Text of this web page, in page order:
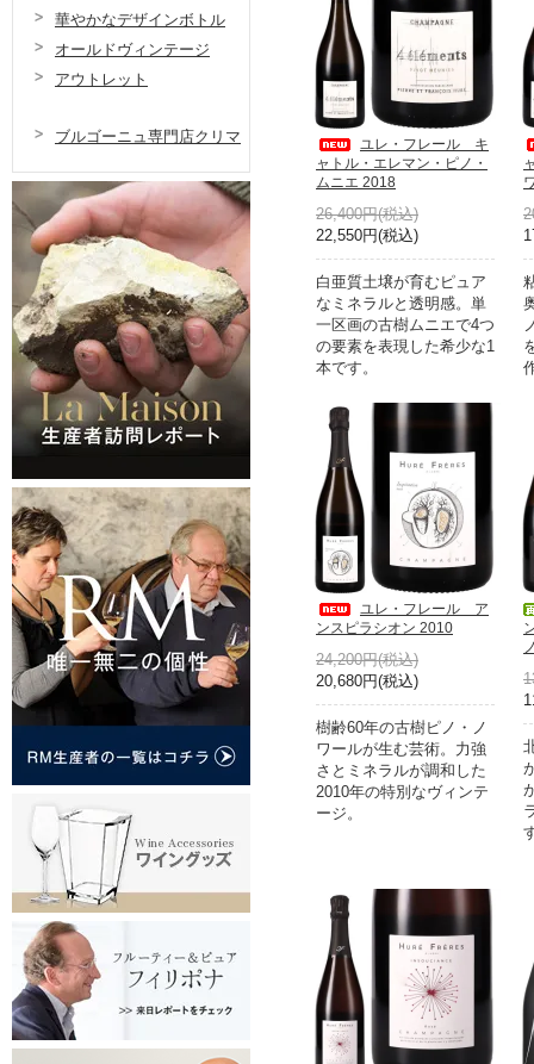
ユレ・フレール キ
ャトル・エレマン・ピノ・
ムニエ 2018
26,400円(税込)
22,550円(税込)
白亜質土壌が育むピュア
なミネラルと透明感。単
一区画の古樹ムニエで4つ
の要素を表現した希少な1
本です。
ユレ・フレール ア
ンスピラシオン 2010
24,200円(税込)
20,680円(税込)
樹齢60年の古樹ピノ・ノ
ワールが生む芸術。力強
さとミネラルが調和した
2010年の特別なヴィンテ
ージ。
華やかなデザインボトル
オールドヴィンテージ
アウトレット
ブルゴーニュ専門店クリマ